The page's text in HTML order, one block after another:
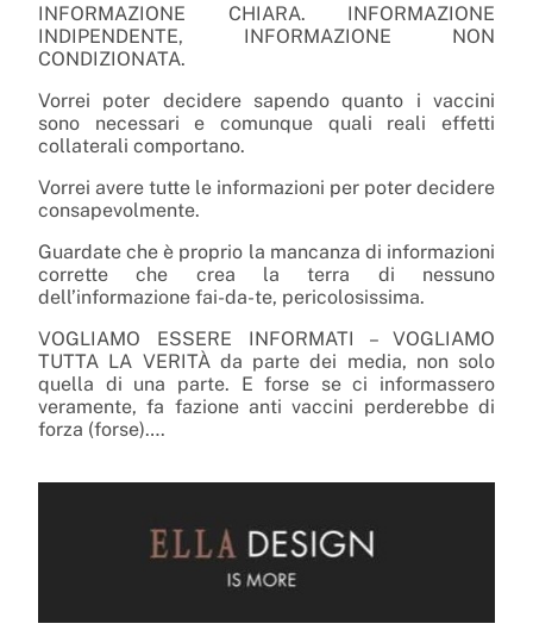
INFORMAZIONE CHIARA. INFORMAZIONE
INDIPENDENTE, INFORMAZIONE NON
CONDIZIONATA.
Vorrei poter decidere sapendo quanto i vaccini
sono necessari e comunque quali reali effetti
collaterali comportano.
Vorrei avere tutte le informazioni per poter decidere
consapevolmente.
Guardate che è proprio la mancanza di informazioni
corrette che crea la terra di nessuno
dell’informazione fai-da-te, pericolosissima.
VOGLIAMO ESSERE INFORMATI – VOGLIAMO
TUTTA LA VERITÀ da parte dei media, non solo
quella di una parte. E forse se ci informassero
veramente, fa fazione anti vaccini perderebbe di
forza (forse)….